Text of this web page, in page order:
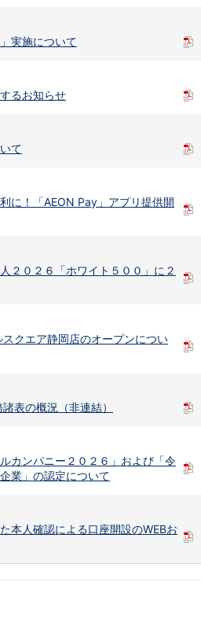
実施について
るお知らせ
て
に！「AEON Pay」アプリ提供開
２０２６「ホワイト５００」に２
クエア静岡店のオープンについ
表の概況（非連結）
カンパニー２０２６」および「令
業」の認定について
本人確認による口座開設のWEBお